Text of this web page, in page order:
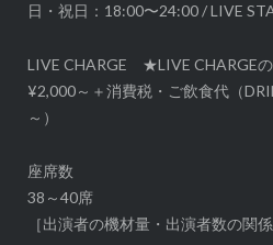
日・祝日：18:00〜24:00 / LIVE
LIVE CHARGE ★LIVE CHARGEの
¥2,000～＋消費税・ご飲食代（
～）
座席数
38～40席
［出演者の機材量・出演者数の関